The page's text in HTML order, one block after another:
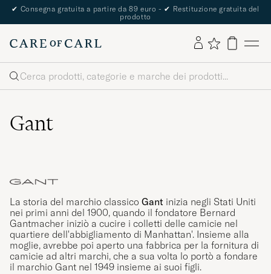
The Care of Carl Passport
Cerca
Gant
La storia del marchio classico Gant
inizia negli Stati Uniti
nei primi anni del 1900, quando il fondatore Bernard
Gantmacher iniziò a cucire i colletti delle camicie nel
quartiere dell'abbigliamento di Manhattan'. Insieme alla
moglie, avrebbe poi aperto una fabbrica per la fornitura di
camicie ad altri marchi, che a sua volta lo portò a fondare
il marchio Gant nel 1949 insieme ai suoi figli.